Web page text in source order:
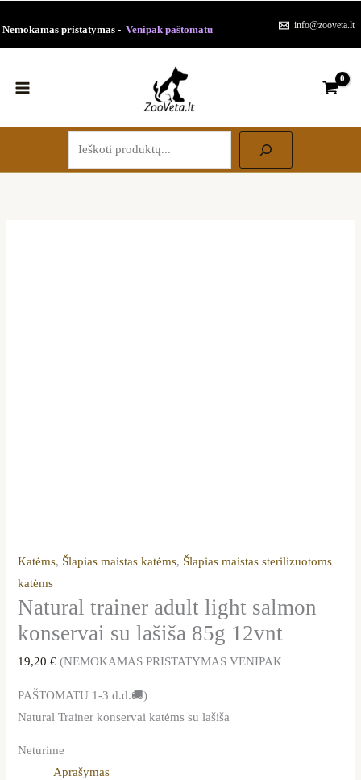
prie
Nemokamas pristatymas - Venipak paštomatu info@zooveta.lt
Katėms, Šlapias maistas katėms, Šlapias maistas sterilizuotoms
katėms
Natural trainer adult light salmon
konservai su lašiša 85g 12vnt
19,20€ (NEMOKAMAS PRISTATYMAS VENIPAK
PAŠTOMATU 1-3 d.d.🚚)
Natural Trainer konservai katėms su lašiša
Neturime
Aprašymas